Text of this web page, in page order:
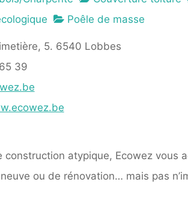
Poêle de masse
5. 6540 Lobbes
39
construction atypique, Ecowez vous
ou de rénovation… mais pas